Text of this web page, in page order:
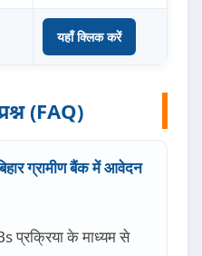
यहाँ क्लिक करें
(FAQ)
ग्रामीण बैंक में आवेदन
प्रक्रिया के माध्यम से